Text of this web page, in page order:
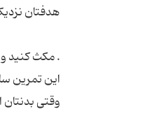
. مکث کنید
این تمرین
وقتی